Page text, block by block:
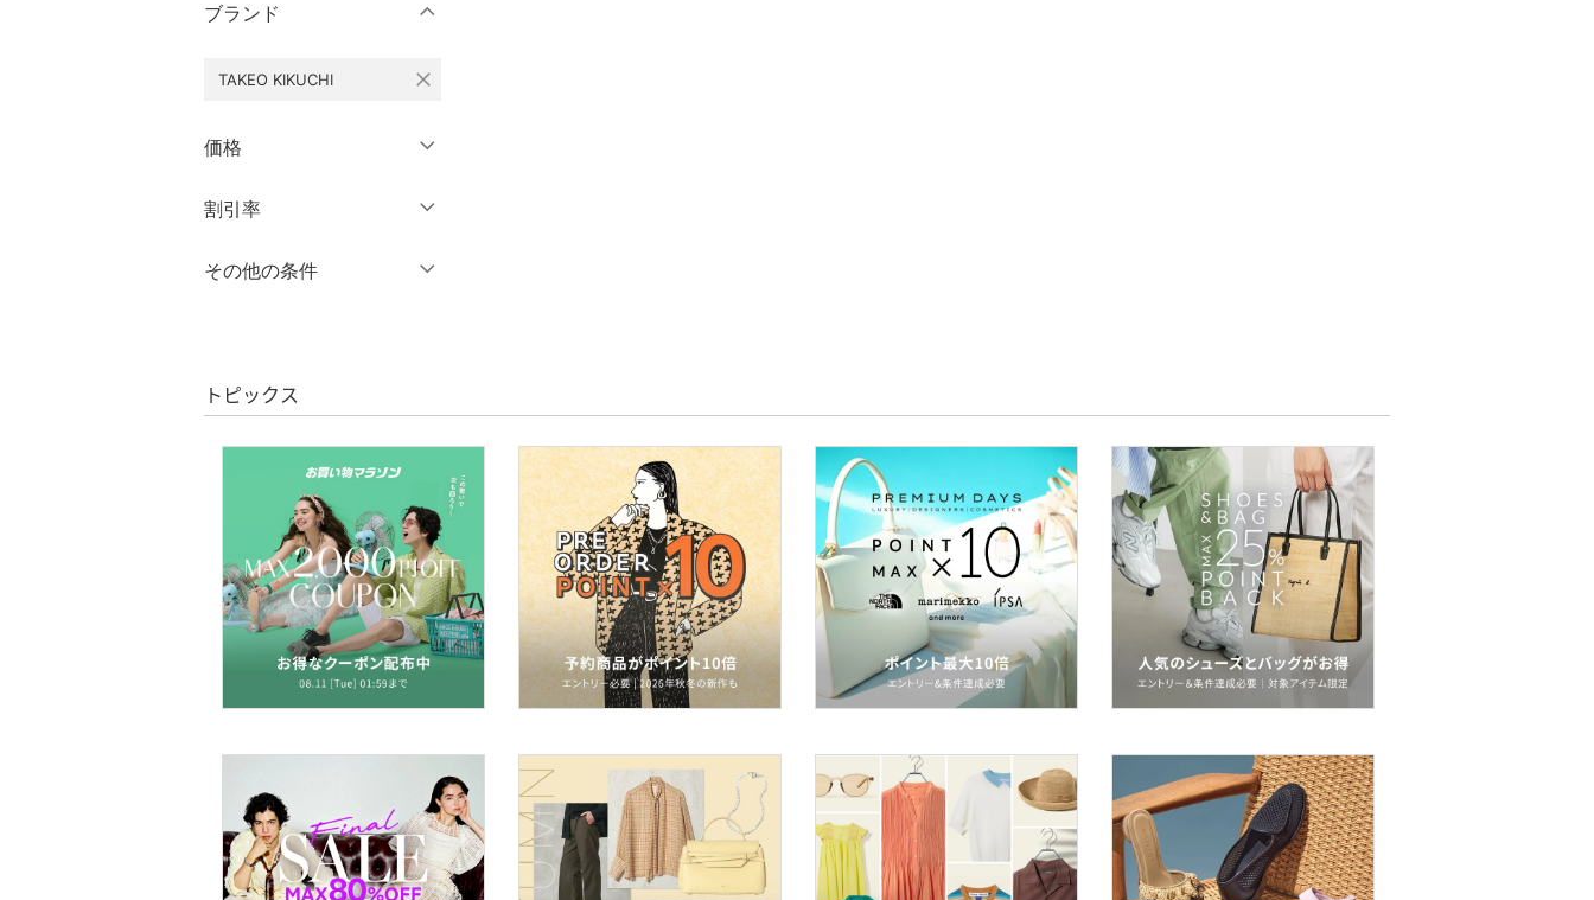
ワンピース・ドレス
スカート
オールインワン・オーバ
ーオール
バッグ
シューズ・靴
アクセサリー・腕時計
財布・ポーチ・ケース
帽子
ヘアアクセサリー
マタニティウェア・ベビ
スーツ・フォーマル
水着・スイムグッズ
クリア
ブランド
TAKEO KIKUCHI close
価格
絞り込み
割引率
％OFF～ ％OFF
その他の条件
クリア 絞り込み
トピックス